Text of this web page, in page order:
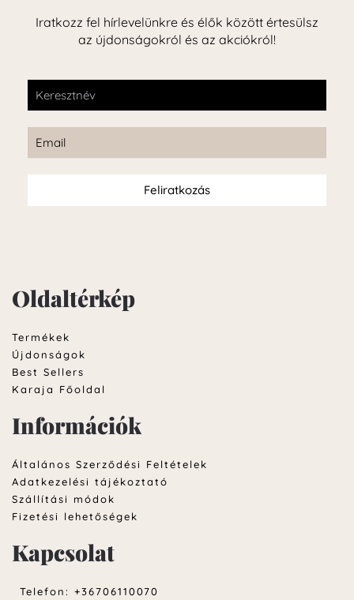
Iratkozz fel hírlevelünkre és élők között értesülsz
az újdonságokról és az akciókról!
Feliratkozás
Oldaltérkép
Termékek
Újdonságok
Best Sellers
Karaja Főoldal
Információk
Általános Szerződési Feltételek
Adatkezelési tájékoztató
Szállítási módok
Fizetési lehetőségek
Kapcsolat
Telefon: +36706110070